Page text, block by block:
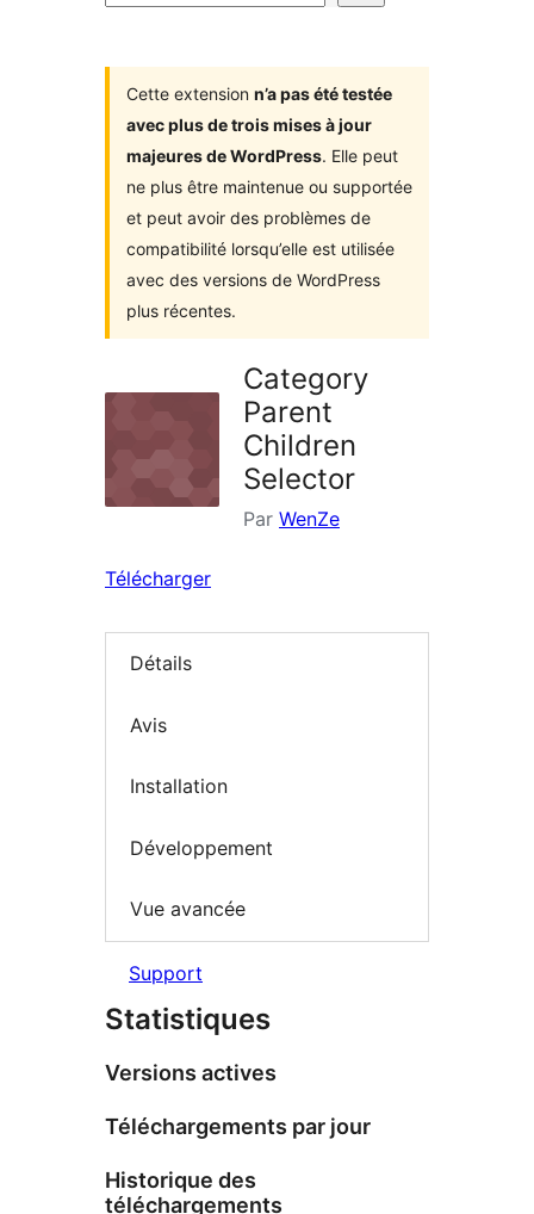
Cette extension n’a pas été testée
avec plus de trois mises à jour
majeures de WordPress. Elle peut
ne plus être maintenue ou supportée
et peut avoir des problèmes de
compatibilité lorsqu’elle est utilisée
avec des versions de WordPress
plus récentes.
Category
Parent
Children
Selector
Par WenZe
Télécharger
Détails
Avis
Installation
Développement
Vue avancée
Support
Statistiques
Versions actives
Téléchargements par jour
Historique des
téléchargements